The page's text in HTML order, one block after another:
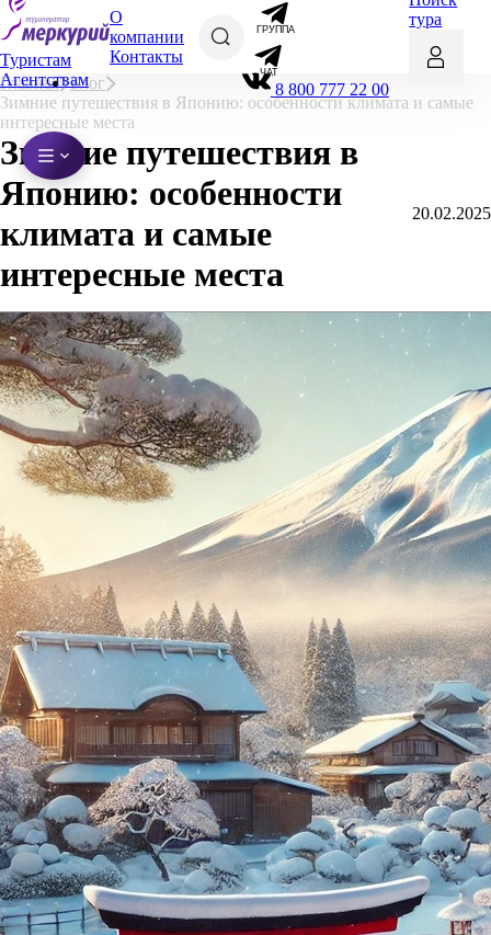
Туристам
Агентствам
О
компании
Контакты
ГРУППА
ЧАТ
8 800 777 22 00
тура
Главная Блог
Зимние путешествия в Японию: особенности климата и самые
интересные места
Зимние путешествия в
Японию: особенности
климата и самые
интересные места
20.02.2025